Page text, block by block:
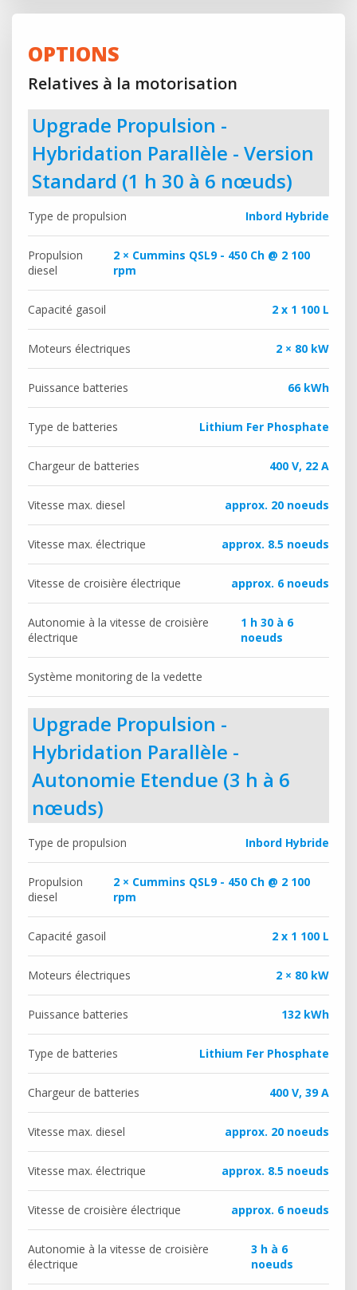
OPTIONS
Relatives à la motorisation
Upgrade Propulsion -
Hybridation Parallèle - Version
Standard (1 h 30 à 6 nœuds)
Type de propulsion Inbord Hybride
Propulsion
diesel
2 × Cummins QSL9 - 450 Ch @ 2 100
rpm
Capacité gasoil 2 x 1 100 L
Moteurs électriques 2 × 80 kW
Puissance batteries 66 kWh
Type de batteries Lithium Fer Phosphate
Chargeur de batteries 400 V, 22 A
Vitesse max. diesel approx. 20 noeuds
Vitesse max. électrique approx. 8.5 noeuds
Vitesse de croisière électrique approx. 6 noeuds
Autonomie à la vitesse de croisière
électrique
1 h 30 à 6
noeuds
Système monitoring de la vedette
Upgrade Propulsion -
Hybridation Parallèle -
Autonomie Etendue (3 h à 6
nœuds)
Type de propulsion Inbord Hybride
Propulsion
diesel
2 × Cummins QSL9 - 450 Ch @ 2 100
rpm
Capacité gasoil 2 x 1 100 L
Moteurs électriques 2 × 80 kW
Puissance batteries 132 kWh
Type de batteries Lithium Fer Phosphate
Chargeur de batteries 400 V, 39 A
Vitesse max. diesel approx. 20 noeuds
Vitesse max. électrique approx. 8.5 noeuds
Vitesse de croisière électrique approx. 6 noeuds
Autonomie à la vitesse de croisière
électrique
3 h à 6
noeuds